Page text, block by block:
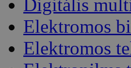
Digitális
Elektromos
Elektromos